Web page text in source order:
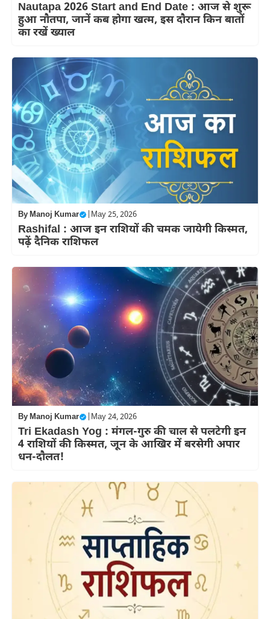
Nautapa 2026 Start and End Date : आज से शुरू
हुआ नौतपा, जानें कब होगा खत्म, इस दौरान किन बातों
का रखें ख्याल
ByManoj Kumar May 25, 2026
Rashifal : आज इन राशियों की चमक जायेगी किस्मत,
पढ़ें दैनिक राशिफल
ByManoj Kumar May 24, 2026
Tri Ekadash Yog : मंगल-गुरु की चाल से पलटेगी इन
4 राशियों की किस्मत, जून के आखिर में बरसेगी अपार
धन-दौलत!